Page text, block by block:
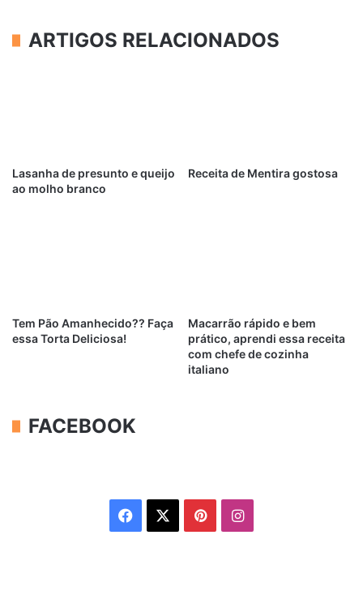
ARTIGOS RELACIONADOS
Lasanha de presunto e queijo
ao molho branco
Receita de Mentira gostosa
Tem Pão Amanhecido?? Faça
essa Torta Deliciosa!
Macarrão rápido e bem
prático, aprendi essa receita
com chefe de cozinha
italiano
FACEBOOK
Facebook PinterestInstagram